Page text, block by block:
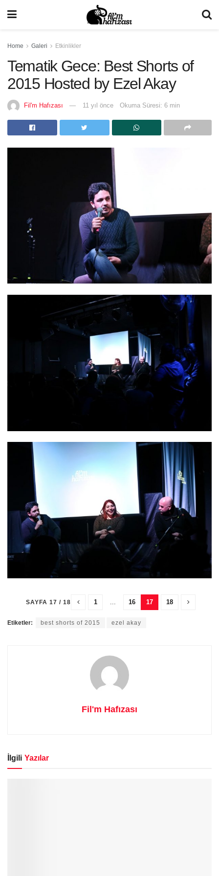
Home Galeri Etkinlikler
Tematik Gece: Best Shorts of
2015 Hosted by Ezel Akay
Fil'm Hafızası 11 yıl önce Okuma Süresi: 6 min
SAYFA 17 / 18 1 ... 16 17 18
Etiketler: best shorts of 2015 ezel akay
Fil'm Hafızası
İlgili Yazılar